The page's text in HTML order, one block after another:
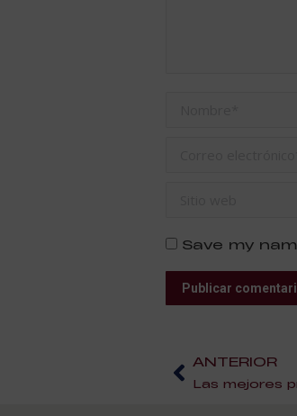
Save my
Publicar
ANTERIOR